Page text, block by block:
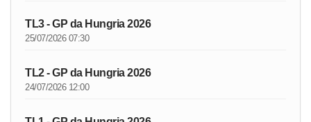
TL3 - GP da Hungria 2026
25/07/2026 07:30
TL2 - GP da Hungria 2026
24/07/2026 12:00